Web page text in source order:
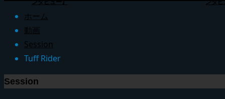
ホーム
動画
Session
Tuff Rider
Session